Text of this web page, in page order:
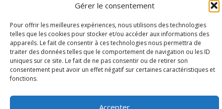
Gérer le consentement
Pour offrir les meilleures expériences, nous utilisons des technologies
telles que les cookies pour stocker et/ou accéder aux informations des
appareils. Le fait de consentir à ces technologies nous permettra de
traiter des données telles que le comportement de navigation ou les ID
uniques sur ce site. Le fait de ne pas consentir ou de retirer son
consentement peut avoir un effet négatif sur certaines caractéristiques et
fonctions.
Accepter
06 Juil 2026
Étude d’évaluabilité des Structures
d’accompagnement à l’autocréation d’emploi (SAACE)
01 Juil 2026
Pénurie du personnel infirmier :quels indicateurs
Wallonie ?